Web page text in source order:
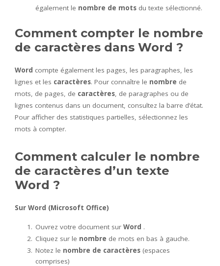
également le nombre de mots du texte sélectionné.
Comment compter le nombre
de caractères dans Word ?
Word compte également les pages, les paragraphes, les
lignes et les caractères. Pour connaître le nombre de
mots, de pages, de caractères, de paragraphes ou de
lignes contenus dans un document, consultez la barre d’état.
Pour afficher des statistiques partielles, sélectionnez les
mots à compter.
Comment calculer le nombre
de caractères d’un texte
Word ?
Sur Word (Microsoft Office)
Ouvrez votre document sur Word .
Cliquez sur le nombre de mots en bas à gauche.
Notez le nombre de caractères (espaces
comprises)